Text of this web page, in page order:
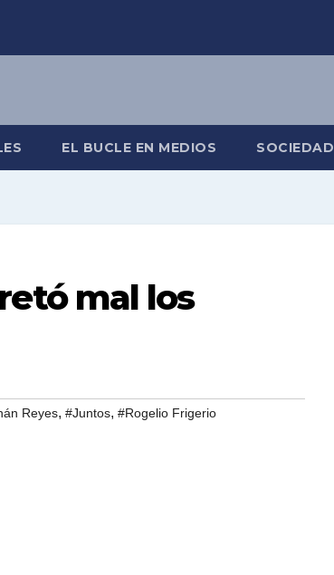
EL BUCLE EN MEDIOS SOCIEDAD
mal los
Reyes, #Juntos, #Rogelio Frigerio